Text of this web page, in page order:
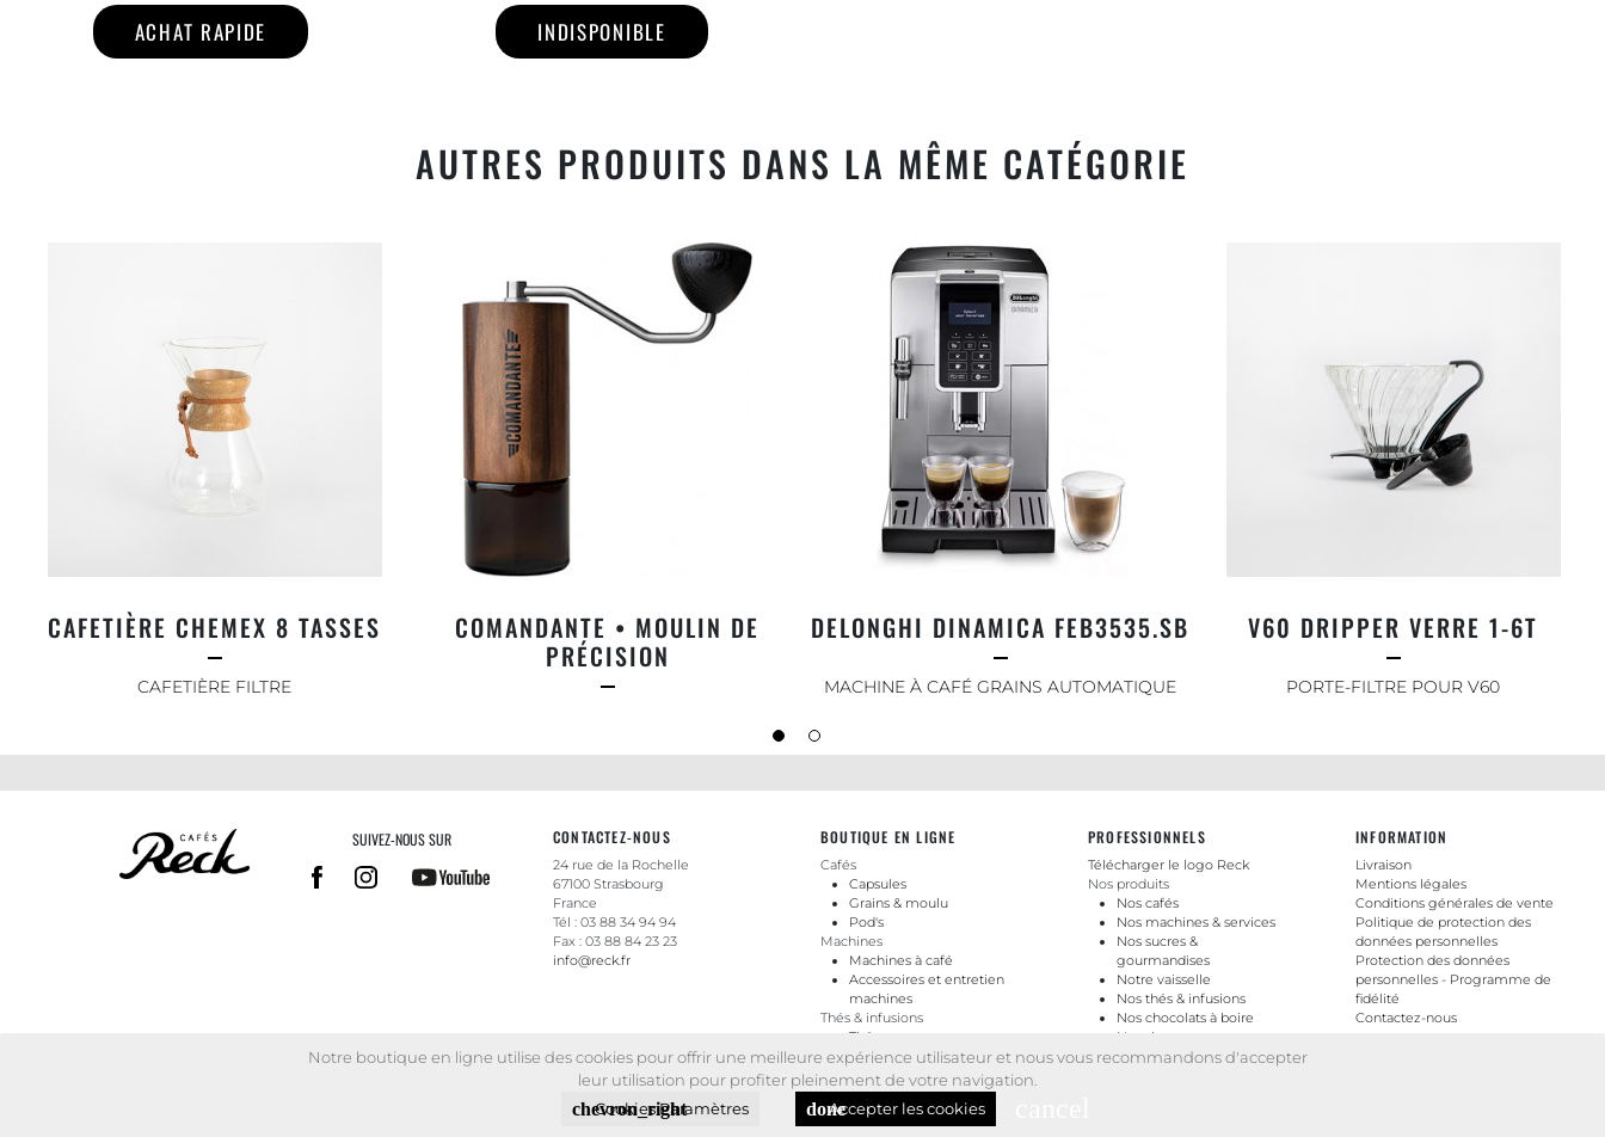
Notre boutique en ligne utilise des cookies pour offrir une meilleure expérience utilisateur et nous vous recommandons d'accepter
leur utilisation pour profiter pleinement de votre navigation.
chevron_right
Cookies Paramètres doneAccepter les cookies
ACHAT RAPIDE INDISPONIBLE
AUTRES PRODUITS DANS LA MÊME CATÉGORIE
CAFETIÈRE CHEMEX 8 TASSES
CAFETIÈRE FILTRE
COMANDANTE • MOULIN DE
PRÉCISION
DELONGHI DINAMICA FEB3535.SB
MACHINE À CAFÉ GRAINS AUTOMATIQUE
V60 DRIPPER VERRE 1-6T
PORTE-FILTRE POUR V60
SUIVEZ-NOUS SUR CONTACTEZ-NOUS
24 rue de la Rochelle
67100 Strasbourg
France
Tél : 03 88 34 94 94
Fax : 03 88 84 23 23
info@reck.fr
BOUTIQUE EN LIGNE
Cafés
Capsules
Grains & moulu
Pod's
Machines
Machines à café
Accessoires et entretien
machines
Thés & infusions
Thés
Infusions
PROFESSIONNELS
Télécharger le logo Reck
Nos produits
Nos cafés
Nos machines & services
Nos sucres &
gourmandises
Notre vaisselle
Nos thés & infusions
Nos chocolats à boire
Nos sirops
Nos accessoires barista
INFORMATION
Livraison
Mentions légales
Conditions générales de vente
Politique de protection des
données personnelles
Protection des données
personnelles - Programme de
fidélité
Contactez-nous